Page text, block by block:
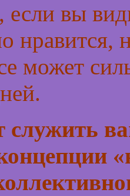
если вы
нравится,
может
служить